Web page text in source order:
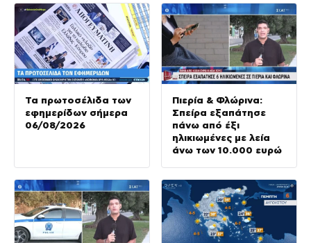
μέτωπα
Τα πρωτοσέλιδα των
εφημερίδων σήμερα
06/08/2026
Πιερία & Φλώρινα:
Σπείρα εξαπάτησε
πάνω από έξι
ηλικιωμένες με λεία
άνω των 10.000 ευρώ